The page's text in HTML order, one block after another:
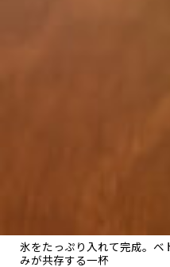
氷をたっぷり入れて完成。
みが共存する一杯